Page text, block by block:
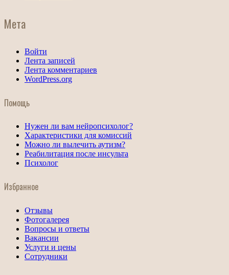
Мета
Войти
Лента записей
Лента комментариев
WordPress.org
Помощь
Нужен ли вам нейропсихолог?
Характеристики для комиссий
Можно ли вылечить аутизм?
Реабилитация после инсульта
Психолог
Избранное
Отзывы
Фотогалерея
Вопросы и ответы
Вакансии
Услуги и цены
Сотрудники